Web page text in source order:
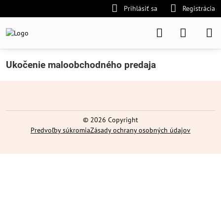
Prihlásiť sa Registrácia
Ukočenie maloobchodného predaja
© 2026 Copyright
Predvoľby súkromiaZásady ochrany osobných údajov